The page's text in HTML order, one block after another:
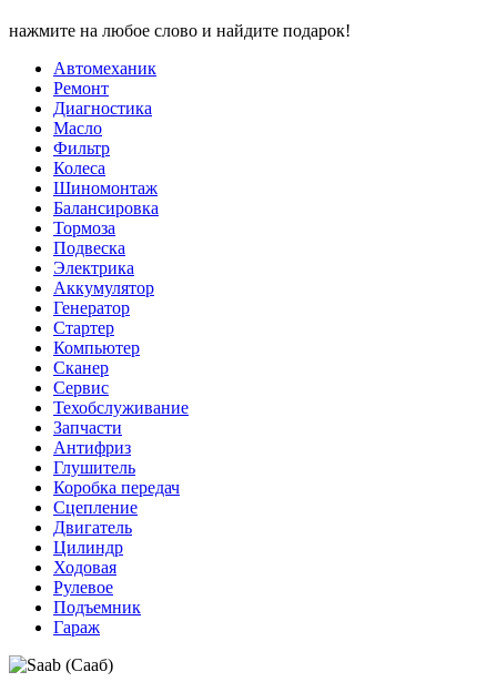
нажмите на любое слово и найдите подарок!
Автомеханик
Ремонт
Диагностика
Масло
Фильтр
Колеса
Шиномонтаж
Балансировка
Тормоза
Подвеска
Электрика
Аккумулятор
Генератор
Стартер
Компьютер
Сканер
Сервис
Техобслуживание
Запчасти
Антифриз
Глушитель
Коробка передач
Сцепление
Двигатель
Цилиндр
Ходовая
Рулевое
Подъемник
Гараж